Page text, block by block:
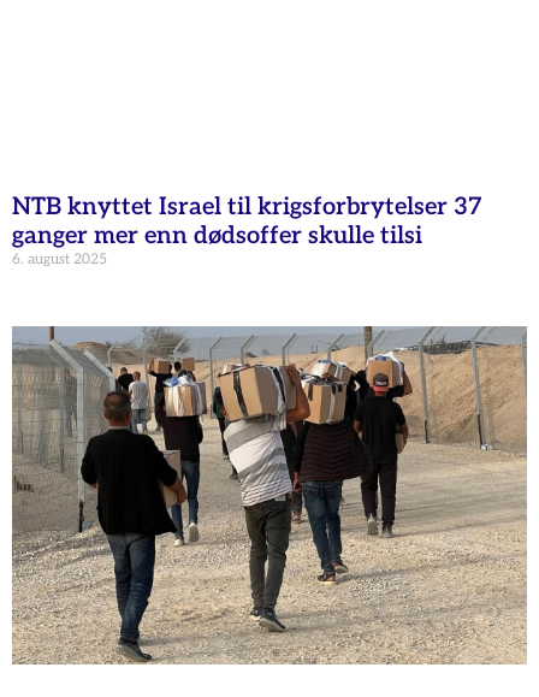
NTB knyttet Israel til krigsforbrytelser 37
ganger mer enn dødsoffer skulle tilsi
6. august 2025